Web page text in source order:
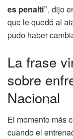
es penalti”, dijo
que le quedó al
pudo haber
La frase
sobre
Nacional
El momento más
cuando el